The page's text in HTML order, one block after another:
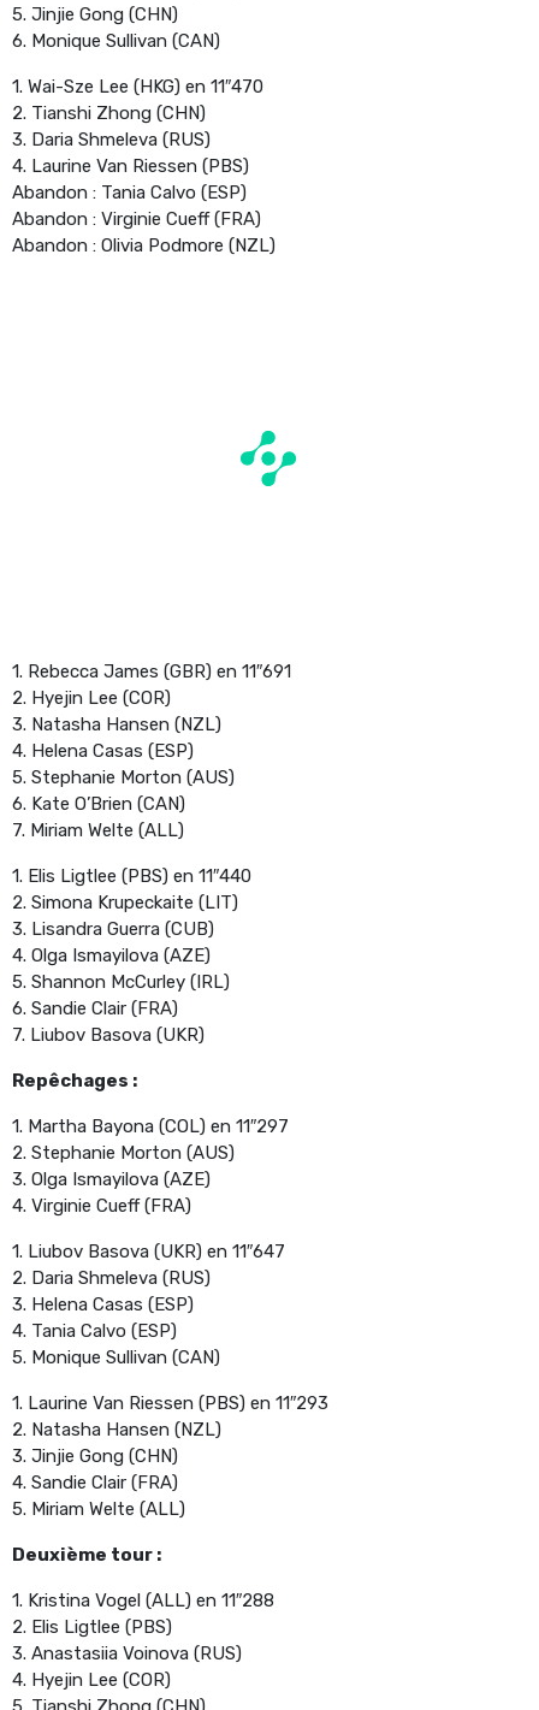
5. Jinjie Gong (CHN)
6. Monique Sullivan (CAN)
1. Wai-Sze Lee (HKG) en 11″470
2. Tianshi Zhong (CHN)
3. Daria Shmeleva (RUS)
4. Laurine Van Riessen (PBS)
Abandon : Tania Calvo (ESP)
Abandon : Virginie Cueff (FRA)
Abandon : Olivia Podmore (NZL)
1. Rebecca James (GBR) en 11″691
2. Hyejin Lee (COR)
3. Natasha Hansen (NZL)
4. Helena Casas (ESP)
5. Stephanie Morton (AUS)
6. Kate O’Brien (CAN)
7. Miriam Welte (ALL)
1. Elis Ligtlee (PBS) en 11″440
2. Simona Krupeckaite (LIT)
3. Lisandra Guerra (CUB)
4. Olga Ismayilova (AZE)
5. Shannon McCurley (IRL)
6. Sandie Clair (FRA)
7. Liubov Basova (UKR)
Repêchages :
1. Martha Bayona (COL) en 11″297
2. Stephanie Morton (AUS)
3. Olga Ismayilova (AZE)
4. Virginie Cueff (FRA)
1. Liubov Basova (UKR) en 11″647
2. Daria Shmeleva (RUS)
3. Helena Casas (ESP)
4. Tania Calvo (ESP)
5. Monique Sullivan (CAN)
1. Laurine Van Riessen (PBS) en 11″293
2. Natasha Hansen (NZL)
3. Jinjie Gong (CHN)
4. Sandie Clair (FRA)
5. Miriam Welte (ALL)
Deuxième tour :
1. Kristina Vogel (ALL) en 11″288
2. Elis Ligtlee (PBS)
3. Anastasiia Voinova (RUS)
4. Hyejin Lee (COR)